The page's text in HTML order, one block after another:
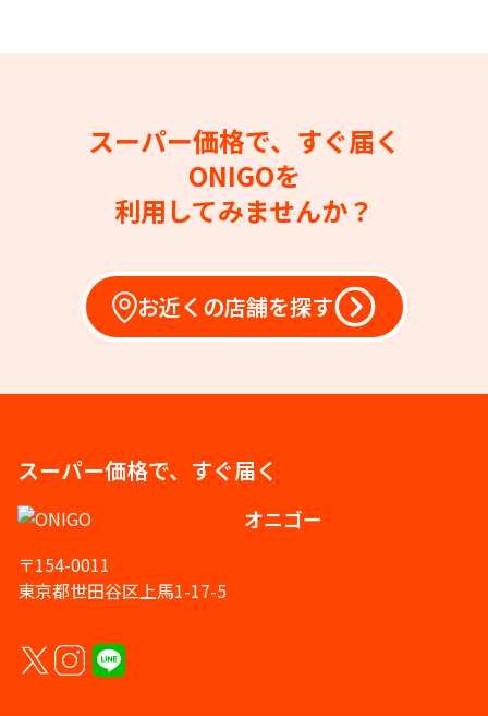
スーパー価格で、すぐ届く
ONIGOを
利用してみませんか？
お近くの店舗を探す
スーパー価格で、すぐ届く
オニゴー
〒154-0011
東京都世田谷区上馬1-17-5